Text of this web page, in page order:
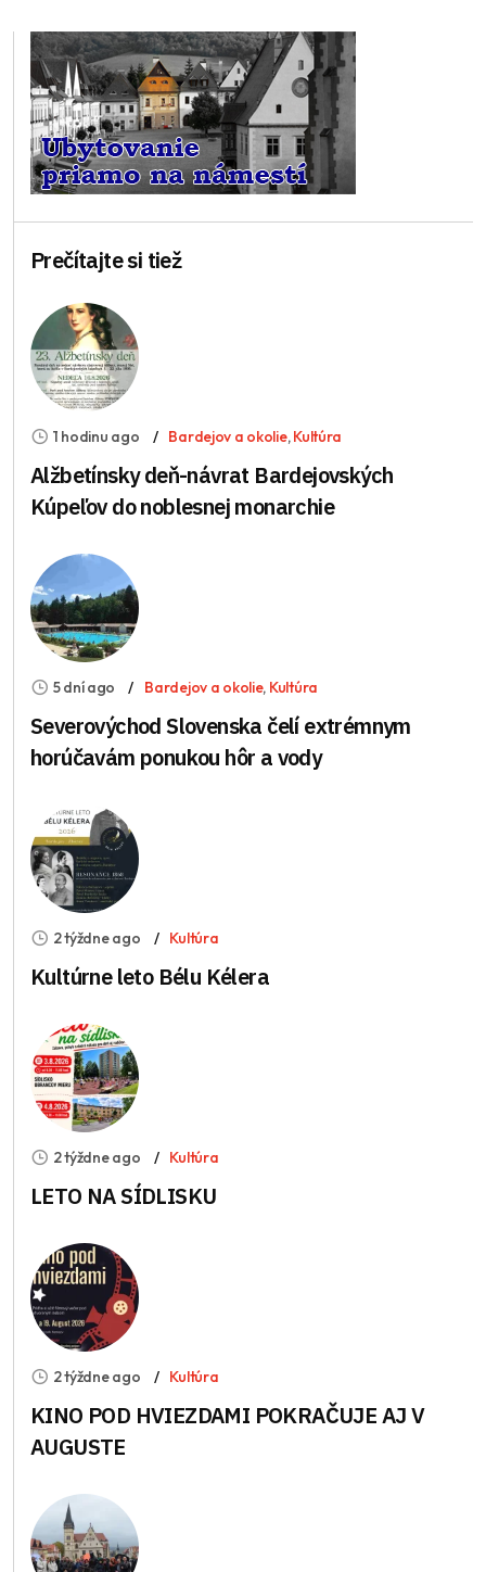
Prečítajte si tiež
1 hodinu ago Bardejov a okolie,Kultúra
Alžbetínsky deň-návrat Bardejovských
Kúpeľov do noblesnej monarchie
5 dní ago Bardejov a okolie, Kultúra
Severovýchod Slovenska čelí extrémnym
horúčavám ponukou hôr a vody
2 týždne ago Kultúra
Kultúrne leto Bélu Kélera
2 týždne ago Kultúra
LETO NA SÍDLISKU
2 týždne ago Kultúra
KINO POD HVIEZDAMI POKRAČUJE AJ V
AUGUSTE